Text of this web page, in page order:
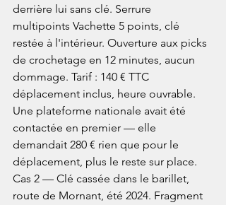
derrière lui sans clé. Serrure
multipoints Vachette 5 points, clé
restée à l'intérieur. Ouverture aux picks
de crochetage en 12 minutes, aucun
dommage. Tarif : 140 € TTC
déplacement inclus, heure ouvrable.
Une plateforme nationale avait été
contactée en premier — elle
demandait 280 € rien que pour le
déplacement, plus le reste sur place.
Cas 2 — Clé cassée dans le barillet,
route de Mornant, été 2024. Fragment